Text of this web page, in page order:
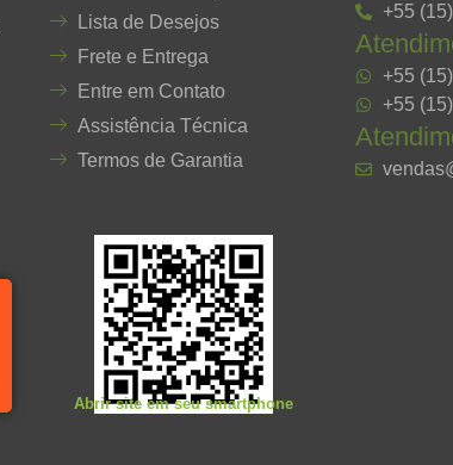
Lista de Desejos
Frete e Entrega
Entre em Contato
Assistência Técnica
Termos de Garantia
Abrir site em seu smartphone
+55
+55
+55